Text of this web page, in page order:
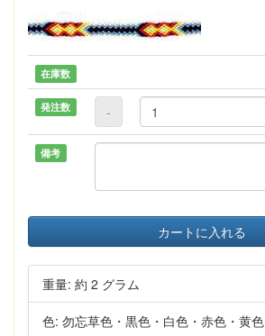
在庫数
発注数 -
備考
カートに入れる
重量: 約 2 グラム
色: 勿忘草色・黒色・白色・赤色・黄色